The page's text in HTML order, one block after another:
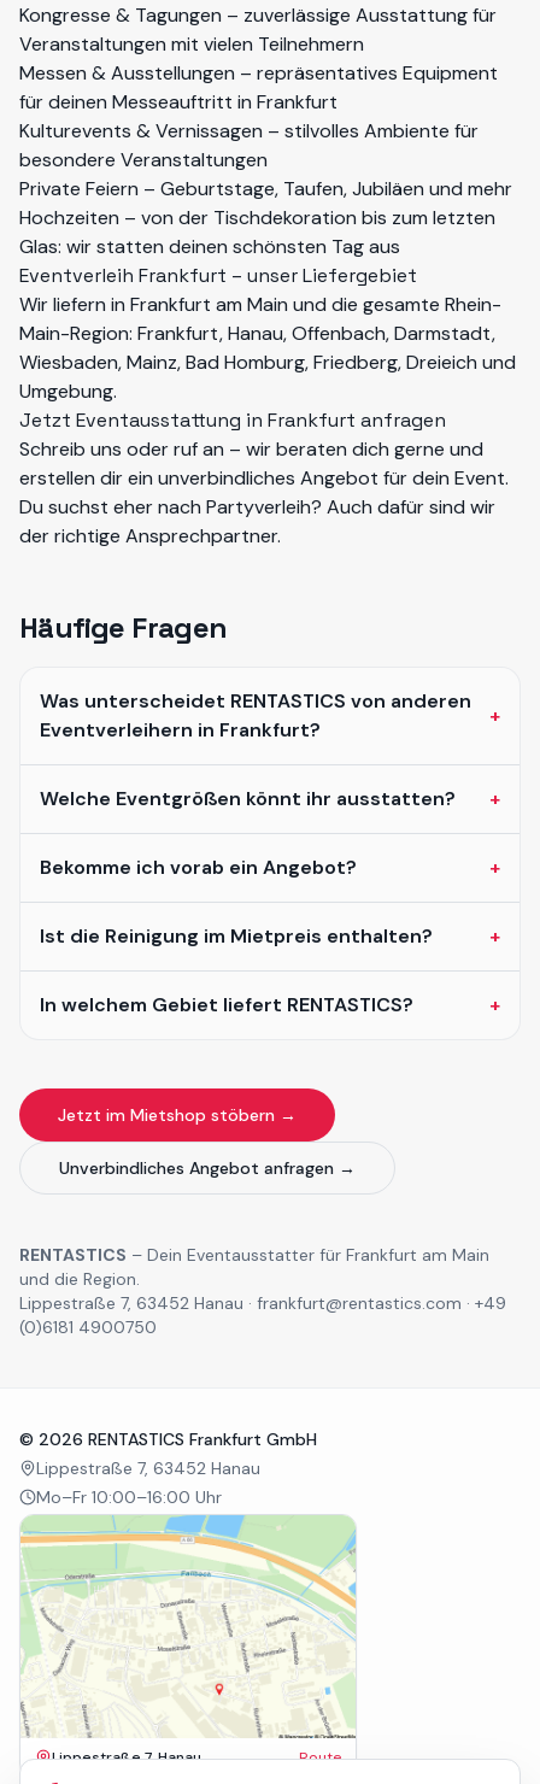
Kongresse & Tagungen – zuverlässige Ausstattung für
Veranstaltungen mit vielen Teilnehmern
Messen & Ausstellungen – repräsentatives Equipment
für deinen Messeauftritt in Frankfurt
Kulturevents & Vernissagen – stilvolles Ambiente für
besondere Veranstaltungen
Private Feiern – Geburtstage, Taufen, Jubiläen und mehr
Hochzeiten – von der Tischdekoration bis zum letzten
Glas: wir statten deinen schönsten Tag aus
Eventverleih Frankfurt – unser Liefergebiet
Wir liefern in Frankfurt am Main und die gesamte Rhein-
Main-Region: Frankfurt, Hanau, Offenbach, Darmstadt,
Wiesbaden, Mainz, Bad Homburg, Friedberg, Dreieich und
Umgebung.
Jetzt Eventausstattung in Frankfurt anfragen
Schreib uns oder ruf an – wir beraten dich gerne und
erstellen dir ein unverbindliches Angebot für dein Event.
Du suchst eher nach Partyverleih? Auch dafür sind wir
der richtige Ansprechpartner.
Häufige Fragen
Was unterscheidet RENTASTICS von anderen
Eventverleihern in Frankfurt?
+
Welche Eventgrößen könnt ihr ausstatten? +
Bekomme ich vorab ein Angebot? +
Ist die Reinigung im Mietpreis enthalten? +
In welchem Gebiet liefert RENTASTICS? +
Jetzt im Mietshop stöbern →
Unverbindliches Angebot anfragen →
RENTASTICS – Dein Eventausstatter für Frankfurt am Main
und die Region.
Lippestraße 7, 63452 Hanau · frankfurt@rentastics.com · +49
(0)6181 4900750
© 2026 RENTASTICS Frankfurt GmbH
Lippestraße 7, 63452 Hanau
Mo–Fr 10:00–16:00 Uhr
Lippestraße 7, Hanau Route